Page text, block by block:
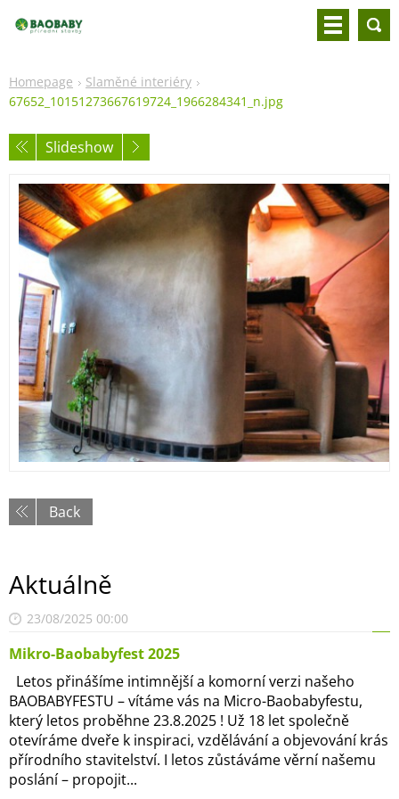
Homepage
Slaměné interiéry
67652_10151273667619724_1966284341_n.jpg
Slideshow
Back
Aktuálně
23/08/2025 00:00
Mikro-Baobabyfest 2025
Letos přinášíme intimnější a komorní verzi našeho
BAOBABYFESTU – vítáme vás na Micro-Baobabyfestu,
který letos proběhne 23.8.2025 ! Už 18 let společně
otevíráme dveře k inspiraci, vzdělávání a objevování krás
přírodního stavitelství. I letos zůstáváme věrní našemu
poslání – propojit...